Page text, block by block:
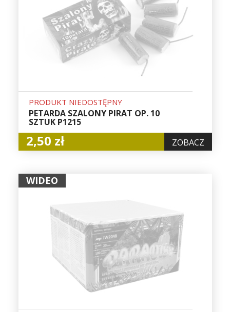
PRODUKT NIEDOSTĘPNY
PETARDA SZALONY PIRAT OP. 10
SZTUK P1215
2,50 zł ZOBACZ
WIDEO